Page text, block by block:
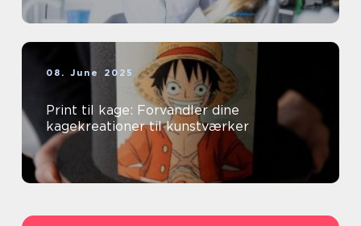
08. June 2025
Print til kage: Forvandler dine
kagekreationer til kunstværker